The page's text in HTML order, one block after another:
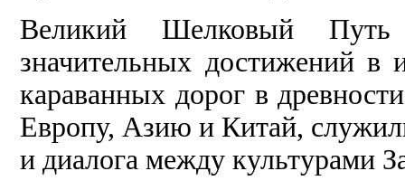
Великий Шелковый Путь
значительных достижений в
караванных дорог в
Европу, Азию и Китай,
и диалога между культурами